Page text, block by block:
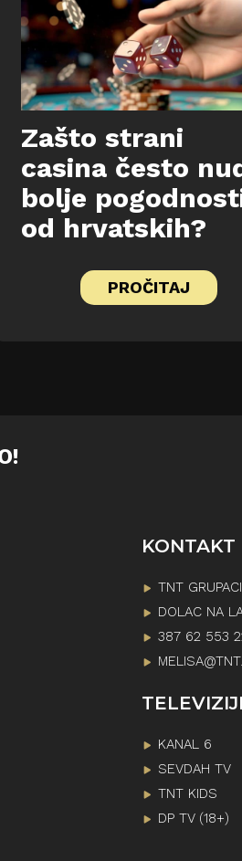
Zašto strani
casina često
bolje
od hrvatskih?
PROČITAJ
KONTAKT
TNT
DOLAC NA
387 62 553
KANAL 6
SEVDAH TV
TNT KIDS
DP TV (18+)